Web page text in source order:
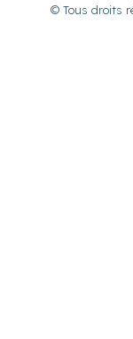
© Tous droits